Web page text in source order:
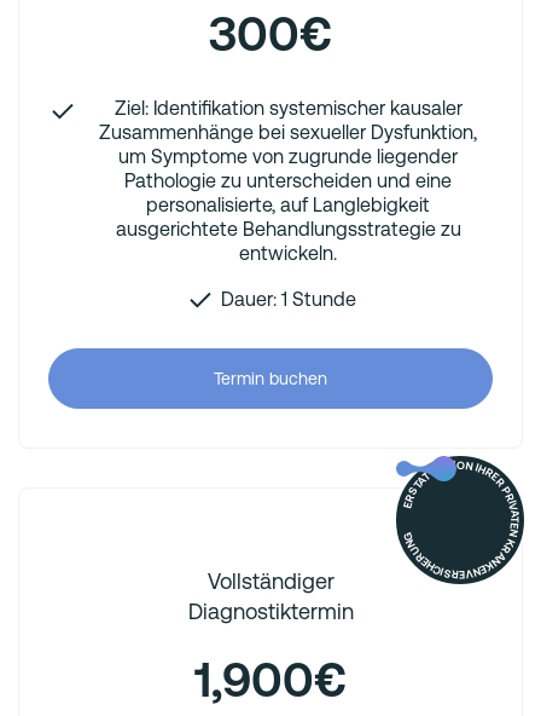
300€
Ziel: Identifikation systemischer kausaler
Zusammenhänge bei sexueller Dysfunktion,
um Symptome von zugrunde liegender
Pathologie zu unterscheiden und eine
personalisierte, auf Langlebigkeit
ausgerichtete Behandlungsstrategie zu
entwickeln.
Dauer: 1 Stunde
Termin buchen
Vollständiger
Diagnostiktermin
1,900€
ERSTATTET VON IHRER PRIVATEN KRANKENVERSICHERUNG